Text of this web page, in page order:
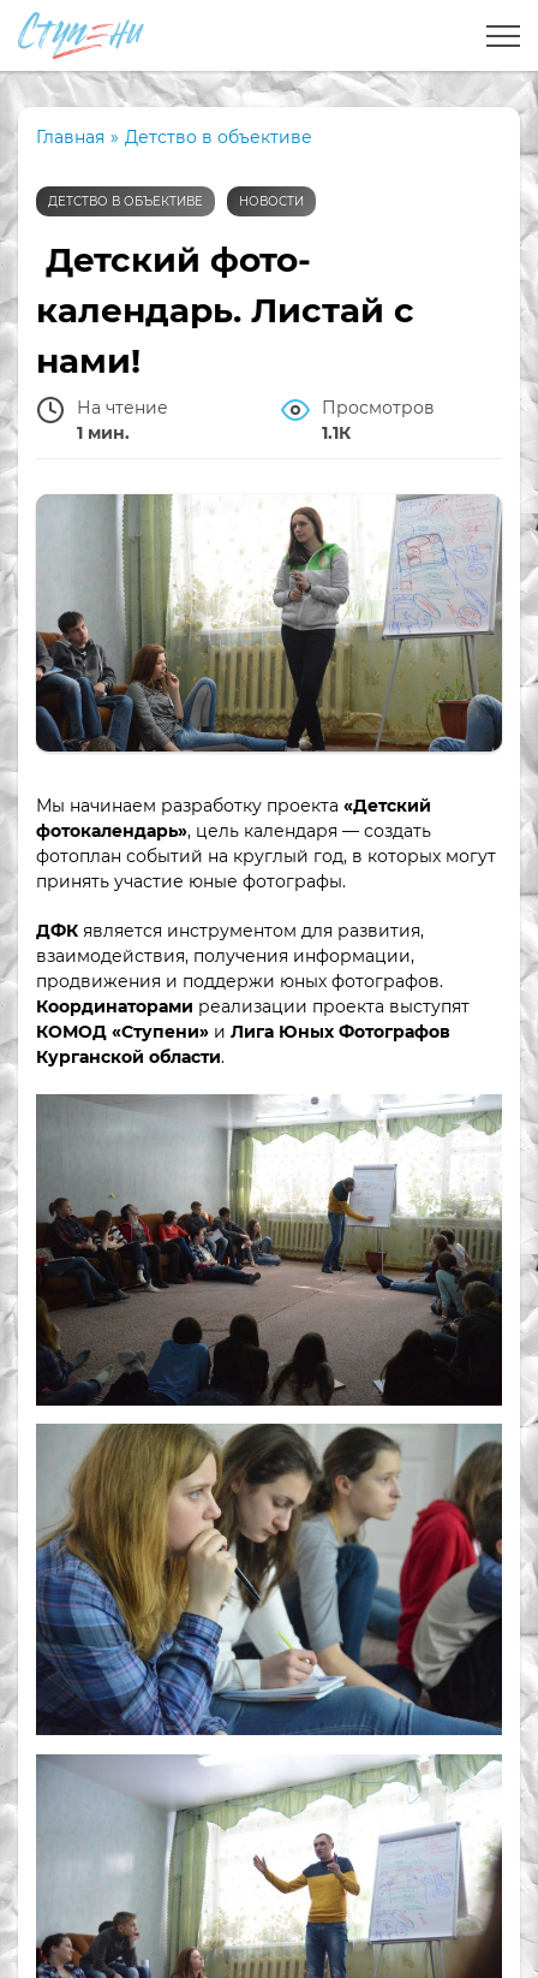
Главная » Детство в объективе
ДЕТСТВО В ОБЪЕКТИВЕ НОВОСТИ
Детский фото-
календарь. Листай с
нами!
На чтение
1 мин.
Просмотров
1.1К
Мы начинаем разработку проекта «Детский
фотокалендарь», цель календаря — создать
фотоплан событий на круглый год, в которых могут
принять участие юные фотографы.
ДФК является инструментом для развития,
взаимодействия, получения информации,
продвижения и поддержи юных фотографов.
Координаторами реализации проекта выступят
КОМОД «Ступени» и Лига Юных Фотографов
Курганской области.